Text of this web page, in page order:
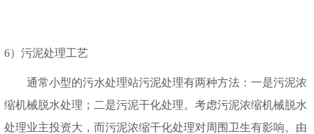
6）污泥处理工艺
通常小型的污水处理站污泥处理有两种方法：一是污泥浓
缩机械脱水处理；二是污泥干化处理。考虑污泥浓缩机械脱水
处理业主投资大，而污泥浓缩干化处理对周围卫生有影响。由